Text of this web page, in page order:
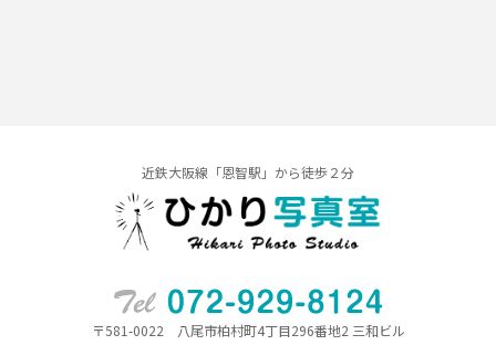
近鉄大阪線「恩智駅」から徒歩２分
〒581-0022 八尾市柏村町4丁目296番地2 三和ビル